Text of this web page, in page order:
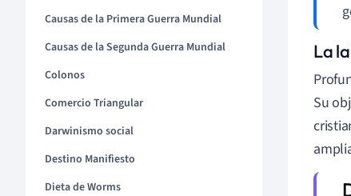
Causas de la Primera Guerra Mundial
Causas de la Segunda Guerra Mundial
Colonos
Comercio Triangular
Darwinismo social
Destino Manifiesto
Dieta de Worms
La
Su